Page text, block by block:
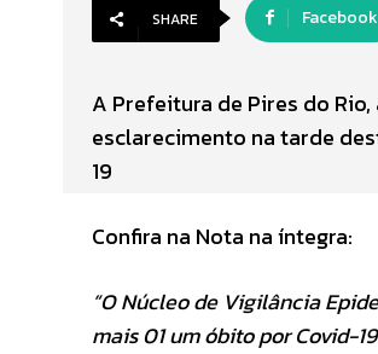
SHARE Facebook
A Prefeitura de Pires do
esclarecimento na tarde
19
Confira na Nota na íntegra:
“O Núcleo de Vigilância
mais 01 um óbito por Covid-